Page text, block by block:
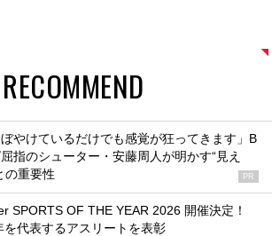
RECOMMEND
ぼやけているだけでも感覚が狂ってきます」B
指のシューター・安藤周人が明かす“見え
の重要性
PR
SPORTS OF THE YEAR 2026 開催決定！
を代表するアスリートを表彰